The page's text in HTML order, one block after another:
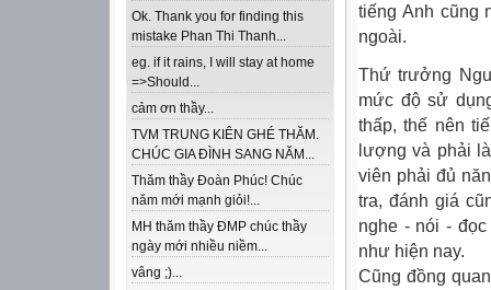
Ok. Thank you for finding this
mistake Phan Thi Thanh...
eg. if it rains, I will stay at home
=>Should...
cảm ơn thầy...
TVM TRUNG KIÊN GHÉ THĂM.
CHÚC GIA ĐÌNH SANG NĂM...
Thăm thầy Đoàn Phúc! Chúc
năm mới mạnh giỏi!...
MH thăm thầy ĐMP chúc thầy
ngày mới nhiều niềm...
vâng ;)...
tiếng Anh cũng
ngoài.
Thứ trưởng
mức độ sử
thấp, thế nên
lượng và phải
viên phải đủ
tra, đánh giá
nghe - nói -
như hiện nay.
Cũng đồng